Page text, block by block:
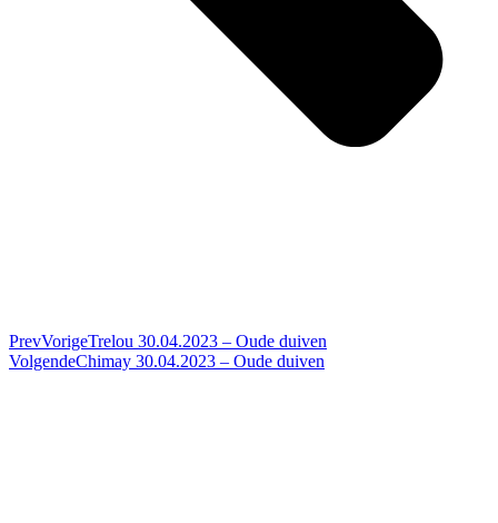
PrevVorigeTrelou 30.04.2023 – Oude duiven
VolgendeChimay 30.04.2023 – Oude duiven